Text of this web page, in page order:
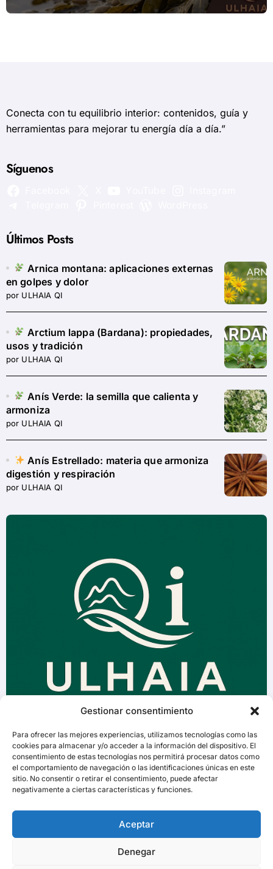
Gestionar consentimiento
Para ofrecer las mejores experiencias, utilizamos tecnologías como las
cookies para almacenar y/o acceder a la información del dispositivo. El
consentimiento de estas tecnologías nos permitirá procesar datos como
el comportamiento de navegación o las identificaciones únicas en este
sitio. No consentir o retirar el consentimiento, puede afectar
negativamente a ciertas características y funciones.
Aceptar
Denegar
Conecta con tu equilibrio interior: contenidos, guía y
herramientas para mejorar tu energía día a día.”
Síguenos
Últimos Posts
Arnica montana: aplicaciones externas
en golpes y dolor
por ULHAIA QI
Arctium lappa (Bardana): propiedades,
usos y tradición
por ULHAIA QI
Anís Verde: la semilla que calienta y
armoniza
por ULHAIA QI
Anís Estrellado: materia que armoniza
digestión y respiración
por ULHAIA QI